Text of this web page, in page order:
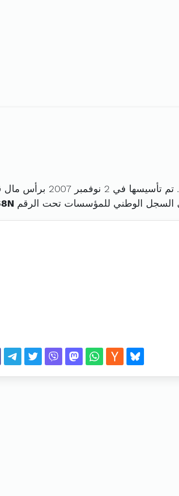
. تم تأسيسها في 2 نوفمبر 2007 برأس مال قدره
السجل الوطني للمؤسسات تحت الرقم